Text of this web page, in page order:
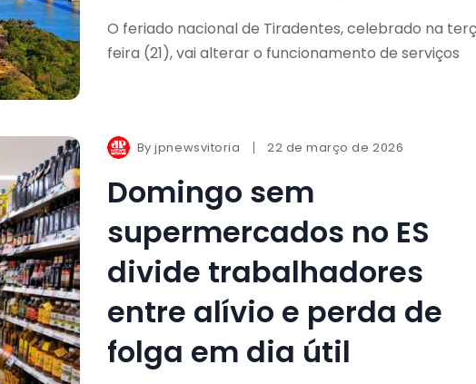
O feriado nacional de Tiradentes, celebrado na
feira (21), vai alterar o funcionamento de serviços
Byjpnewsvitoria 22 de março de 2026
Domingo sem
supermercados no ES
divide trabalhadores
entre alívio e perda de
folga em dia útil